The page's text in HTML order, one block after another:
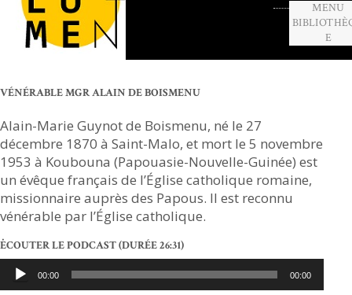
MENU
E
VÉNÉRABLE MGR ALAIN DE BOISMENU
Alain-Marie Guynot de Boismenu, né le 27
décembre 1870 à Saint-Malo, et mort le 5 novembre
1953 à Koubouna (Papouasie-Nouvelle-Guinée) est
un évêque français de l’Église catholique romaine,
missionnaire auprès des Papous. Il est reconnu
vénérable par l’Église catholique.
ĖCOUTER LE PODCAST(DURÉE 26:31)
Lecteur
audio
00:00 00:00